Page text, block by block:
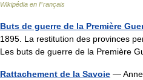
Wikipédia en Français
Buts de guerre de la Première
1895. La restitution des provinces
Les buts de guerre de la Première
Rattachement de la Savoie —